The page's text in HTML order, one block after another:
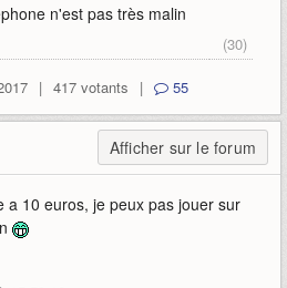
n'est pas très malin
(30)
| 417 votants | 55
Afficher sur le forum
a 10 euros, je peux pas jouer sur